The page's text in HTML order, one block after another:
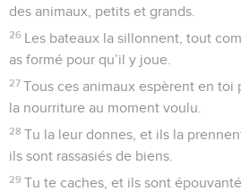
des animaux, petits et grands.
26 Les bateaux la sillonnent, tout
as formé pour qu’il y joue.
27 Tous ces animaux espèrent en toi
la nourriture au moment voulu.
28 Tu la leur donnes, et ils la
ils sont rassasiés de biens.
29 Tu te caches, et ils sont